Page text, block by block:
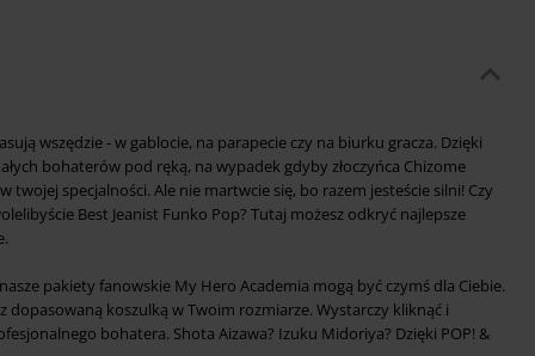
wszędzie - w gablocie, na parapecie czy na biurku gracza. Dzięki
bohaterów pod ręką, na wypadek gdyby złoczyńca Chizome
twojej specjalności. Ale nie martwcie się, bo razem jesteście silni! Czy
Best Jeanist Funko Pop? Tutaj możesz odkryć najlepsze
pakiety fanowskie My Hero Academia mogą być czymś dla Ciebie.
dopasowaną koszulką w Twoim rozmiarze. Wystarczy kliknąć i
bohatera. Shota Aizawa? Izuku Midoriya? Dzięki POP! &